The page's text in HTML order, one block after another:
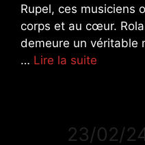
Rupel, ces musiciens
corps et au cœur.
demeure un véritable
… Lire la suite
23/02/